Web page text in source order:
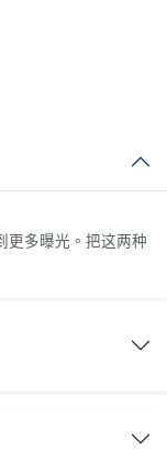
更多曝光。把这两种